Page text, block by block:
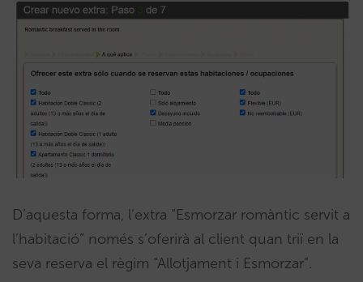
D’aquesta forma, l’extra “Esmorzar romàntic servit a
l’habitació” només s’oferirà al client quan triï en la
seva reserva el règim “Allotjament i Esmorzar”.